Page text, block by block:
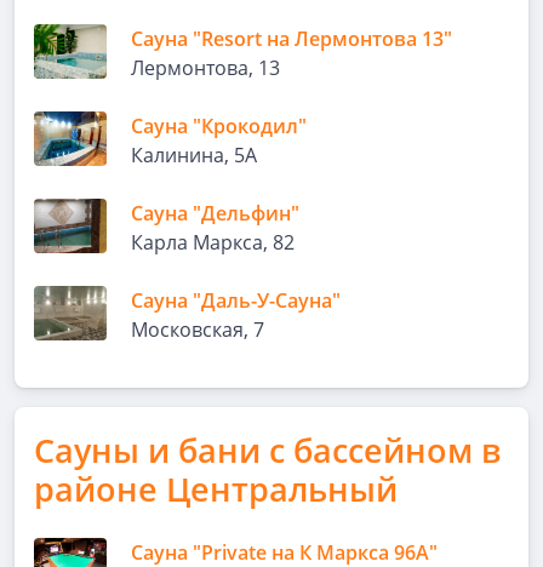
Сауна "Resort на Лермонтова 13"
Лермонтова, 13
Сауна "Крокодил"
Калинина, 5А
Сауна "Дельфин"
Карла Маркса, 82
Сауна "Даль-У-Сауна"
Московская, 7
Сауны и бани с бассейном в
районе Центральный
Сауна "Private на К Маркса 96А"